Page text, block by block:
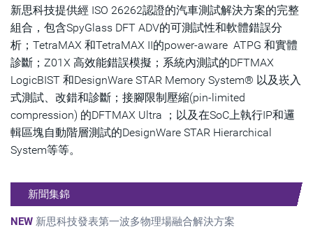
新思科技提供經 ISO 26262認證的汽車測試解決方案的完整
組合，包含SpyGlass DFT ADV的可測試性和軟體錯誤分
析；TetraMAX 和TetraMAX II的power-aware ATPG 和實體
診斷；Z01X 高效能錯誤模擬；系統內測試的DFTMAX
LogicBIST 和DesignWare STAR Memory System® 以及崁入
式測試、改錯和診斷；接腳限制壓縮(pin-limited
compression) 的DFTMAX Ultra ；以及在SoC上執行IP和邏
輯區塊自動階層測試的DesignWare STAR Hierarchical
System等等。
新聞集錦
NEW 新思科技發表第一波多物理場融合解決方案